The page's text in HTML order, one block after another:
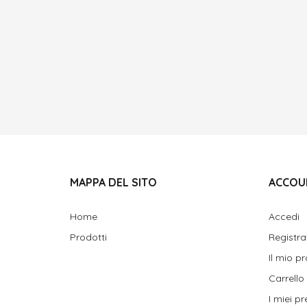
MAPPA DEL SITO
Home
Prodotti
Accedi
Il mio
Carrello
I miei